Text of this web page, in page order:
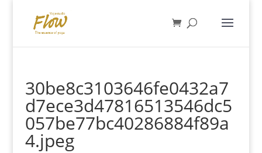
30be8c3103646fe0432a7
d7ece3d47816513546dc5
057be77bc40286884f89a
4.jpeg